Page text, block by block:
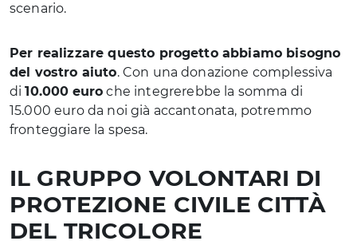
scenario.
Per realizzare questo progetto abbiamo bisogno
del vostro aiuto. Con una donazione complessiva
di10.000 euro che integrerebbe la somma di
15.000 euro da noi già accantonata, potremmo
fronteggiare la spesa.
IL GRUPPO VOLONTARI DI
PROTEZIONE CIVILE CITTÀ
DEL TRICOLORE